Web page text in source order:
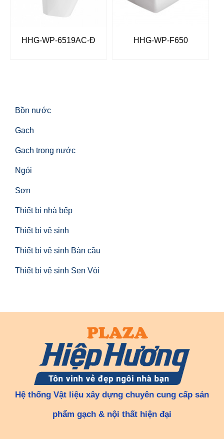
Bồn nước
Gạch
Gạch trong nước
Ngói
Sơn
Thiết bị nhà bếp
Thiết bị vệ sinh
Thiết bị vệ sinh Bàn cầu
Thiết bị vệ sinh Sen Vòi
HHG-WP-6519AC-Đ HHG-WP-F650
Hệ thống Vật liệu xây dựng chuyên cung cấp sản
phẩm gạch & nội thất hiện đại